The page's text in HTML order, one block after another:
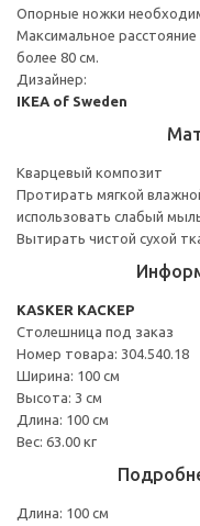
Опорные ножки
Максимальное
более 80 см.
Дизайнер:
IKEA of Sweden
Кварцевый композит
Протирать мягкой
использовать слабый
Вытирать чистой сухой
KASKER КАСКЕР
Столешница под заказ
Номер товара: 304.540.18
Ширина: 100 см
Высота: 3 см
Длина: 100 см
Вес: 63.00 кг
Длина: 100 см